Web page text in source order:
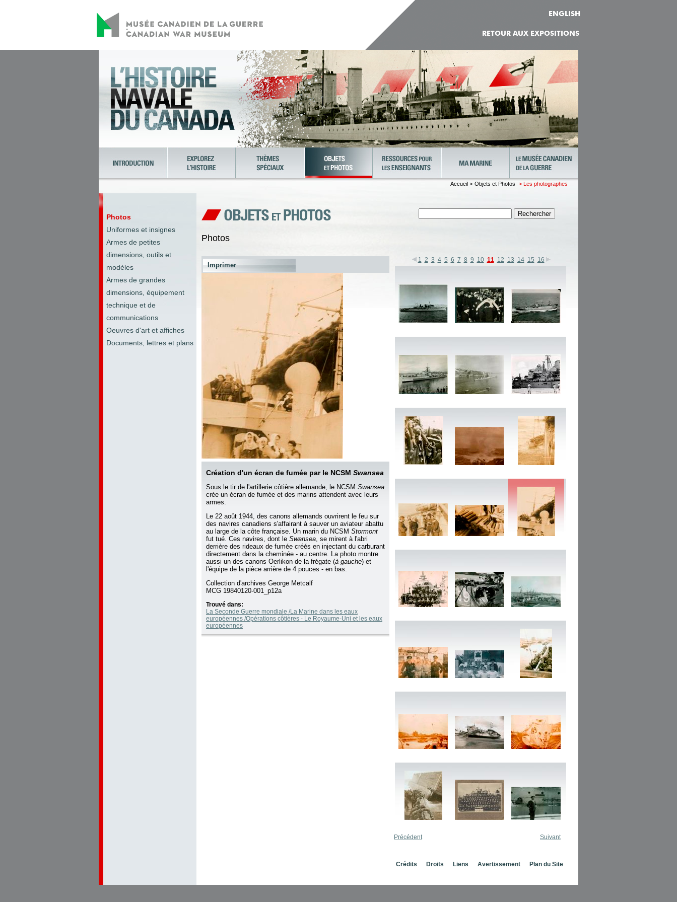
ENGLISH
RETOUR AUX EXPOSITIONS
Accueil > Objets et Photos > Les photographes
Photos
Uniformes et insignes
Armes de petites
dimensions, outils et
modèles
Armes de grandes
dimensions, équipement
technique et de
communications
Oeuvres d'art et affiches
Documents, lettres et plans
Photos
Imprimer
Création d'un écran de fumée par le NCSM Swansea
Sous le tir de l'artillerie côtière allemande, le NCSM Swansea
crée un écran de fumée et des marins attendent avec leurs
armes.
Le 22 août 1944, des canons allemands ouvrirent le feu sur
des navires canadiens s'affairant à sauver un aviateur abattu
au large de la côte française. Un marin du NCSM Stormont
fut tué. Ces navires, dont le Swansea, se mirent à l'abri
derrière des rideaux de fumée créés en injectant du carburant
directement dans la cheminée - au centre. La photo montre
aussi un des canons Oerlikon de la frégate (à gauche) et
l'équipe de la pièce arrière de 4 pouces - en bas.
Collection d'archives George Metcalf
MCG 19840120-001_p12a
Trouvé dans:
La Seconde Guerre mondiale /La Marine dans les eaux
européennes /Opérations côtières - Le Royaume-Uni et les eaux
européennes
1 2 3 4 5 6 7 8 9 10 11 12 13 14 15 16
Précédent Suivant
Crédits Droits Liens Avertissement Plan du Site